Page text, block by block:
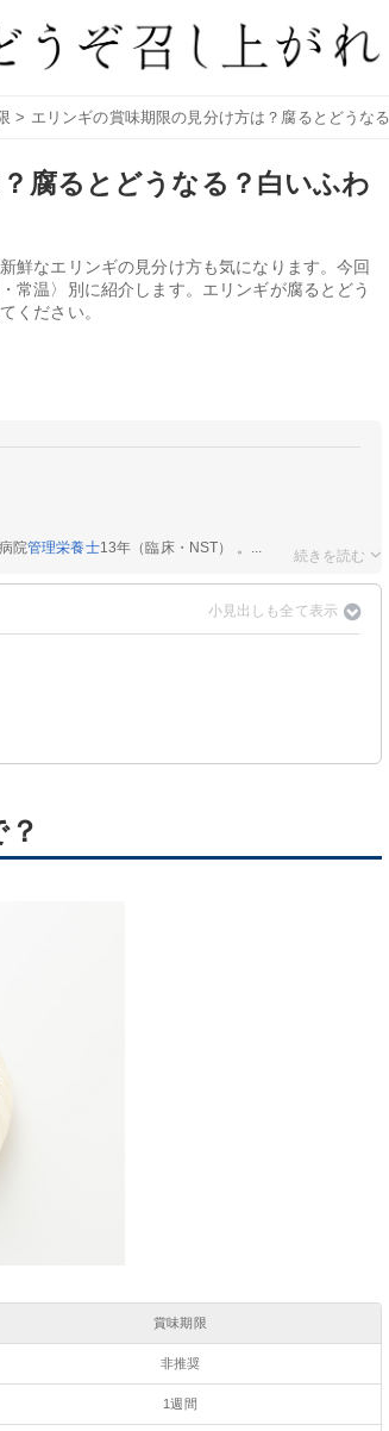
> エリンギの賞味期限の見分け方は？腐るとどうな
腐るとどうなる？白いふわ
鮮なエリンギの見分け方も気になります。今回
常温〉別に紹介します。エリンギが腐るとどう
ください。
院管理栄養士13年（臨床・NST） 。...
賞味期限
非推奨
1週間